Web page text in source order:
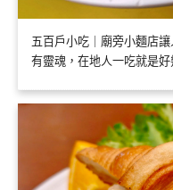
五百戶小吃｜廟旁小麵店
有靈魂，在地人一吃就是